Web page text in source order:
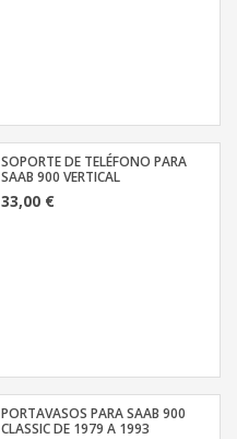
SOPORTE DE TELÉFONO PARA
SAAB 900 VERTICAL
33,00 €
PORTAVASOS PARA SAAB 900
CLASSIC DE 1979 A 1993